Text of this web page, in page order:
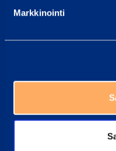
Markkinointi
Soita meille,
Työntekijämme
Yleisimmät
Täältä löydät